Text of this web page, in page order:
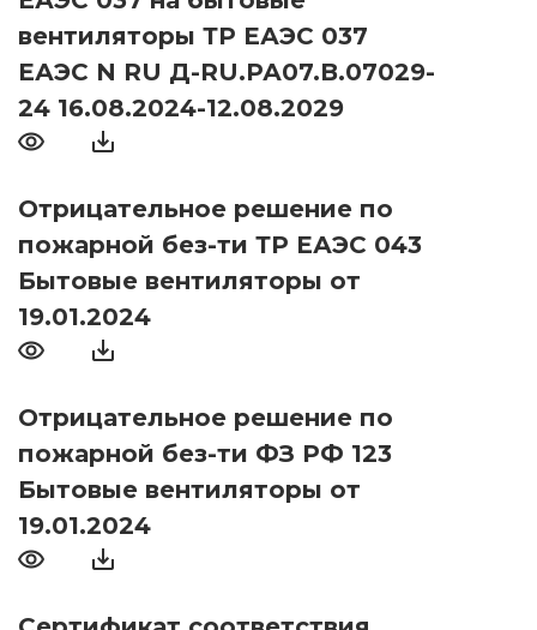
вентиляторы ТР ЕАЭС 037
ЕАЭС N RU Д-RU.РА07.В.07029-
24 16.08.2024-12.08.2029
Отрицательное решение по
пожарной без-ти ТР ЕАЭС 043
Бытовые вентиляторы от
19.01.2024
Отрицательное решение по
пожарной без-ти ФЗ РФ 123
Бытовые вентиляторы от
19.01.2024